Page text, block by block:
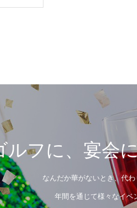
ルフに、宴会
なんだか華がないとき、代
年間を通じて様々なイベ